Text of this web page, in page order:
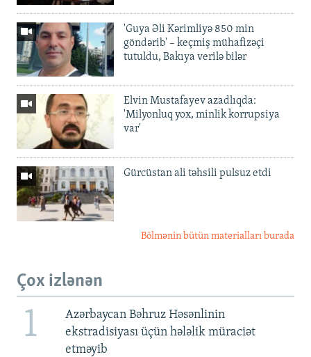
'Guya Əli Kərimliyə 850 min
göndərib' – keçmiş mühafizəçi
tutuldu, Bakıya verilə bilər
Elvin Mustafayev azadlıqda:
'Milyonluq yox, minlik korrupsiya
var'
Gürcüstan ali təhsili pulsuz etdi
Bölmənin bütün materialları burada
Çox izlənən
1
Azərbaycan Bəhruz Həsənlinin
ekstradisiyası üçün hələlik müraciət
etməyib